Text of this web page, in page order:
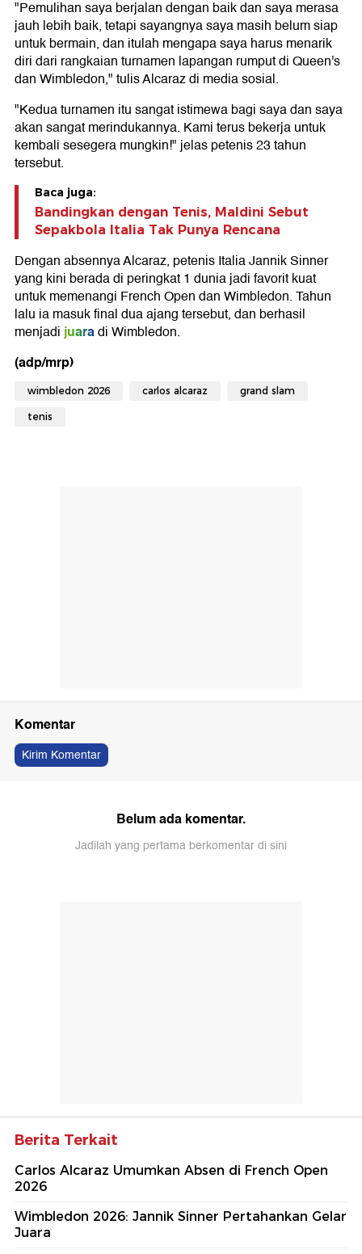
"Pemulihan saya berjalan dengan baik dan saya merasa
jauh lebih baik, tetapi sayangnya saya masih belum siap
untuk bermain, dan itulah mengapa saya harus menarik
diri dari rangkaian turnamen lapangan rumput di Queen's
dan Wimbledon," tulis Alcaraz di media sosial.
"Kedua turnamen itu sangat istimewa bagi saya dan saya
akan sangat merindukannya. Kami terus bekerja untuk
kembali sesegera mungkin!" jelas petenis 23 tahun
tersebut.
Baca juga:
Bandingkan dengan Tenis, Maldini Sebut
Sepakbola Italia Tak Punya Rencana
Dengan absennya Alcaraz, petenis Italia Jannik Sinner
yang kini berada di peringkat 1 dunia jadi favorit kuat
untuk memenangi French Open dan Wimbledon. Tahun
lalu ia masuk final dua ajang tersebut, dan berhasil
menjadijuaradi Wimbledon.
(adp/mrp)
wimbledon 2026 carlos alcaraz grand slam
tenis
Komentar
Kirim Komentar
Belum ada komentar.
Jadilah yang pertama berkomentar di sini
Berita Terkait
Carlos Alcaraz Umumkan Absen di French Open
2026
Wimbledon 2026: Jannik Sinner Pertahankan Gelar
Juara